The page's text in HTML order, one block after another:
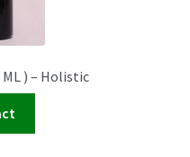
) – Holistic